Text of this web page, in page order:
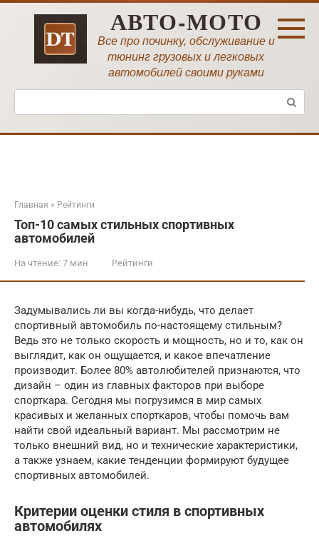
Перейти
АВТО-МОТО
Все про починку, обслуживание и
тюнинг грузовых и легковых
автомобилей своими руками
Поиск:
Главная » Рейтинги
Топ-10 самых стильных спортивных
автомобилей
На чтение: 7 мин Рейтинги
Задумывались ли вы когда-нибудь, что делает
спортивный автомобиль по-настоящему стильным?
Ведь это не только скорость и мощность, но и то, как он
выглядит, как он ощущается, и какое впечатление
производит. Более 80% автолюбителей признаются, что
дизайн – один из главных факторов при выборе
спорткара. Сегодня мы погрузимся в мир самых
красивых и желанных спорткаров, чтобы помочь вам
найти свой идеальный вариант. Мы рассмотрим не
только внешний вид, но и технические характеристики,
а также узнаем, какие тенденции формируют будущее
спортивных автомобилей.
Критерии оценки стиля в спортивных
автомобилях